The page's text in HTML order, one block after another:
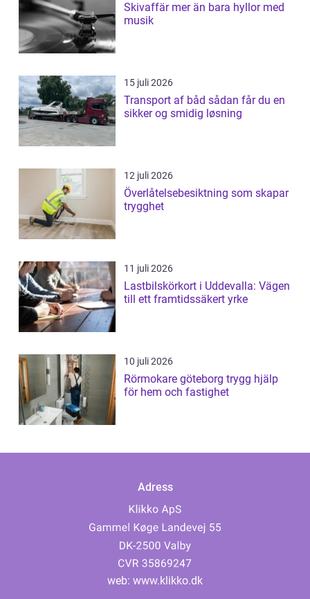
Skivaffär mer än bara hyllor med
musik
15 juli 2026
Transport af båd sådan får du en
sikker og smidig løsning
12 juli 2026
Överlåtelsebesiktning som skapar
trygghet
11 juli 2026
Lastbilskörkort i Uddevalla: Vägen
till ett framtidssäkert yrke
10 juli 2026
Rörmokare göteborg trygg hjälp
för hem och fastighet
Adress
web: www.klikko.dk